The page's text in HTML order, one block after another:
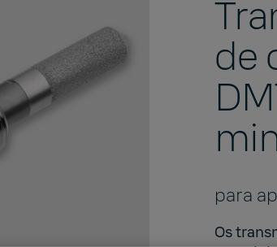
de
para
Os